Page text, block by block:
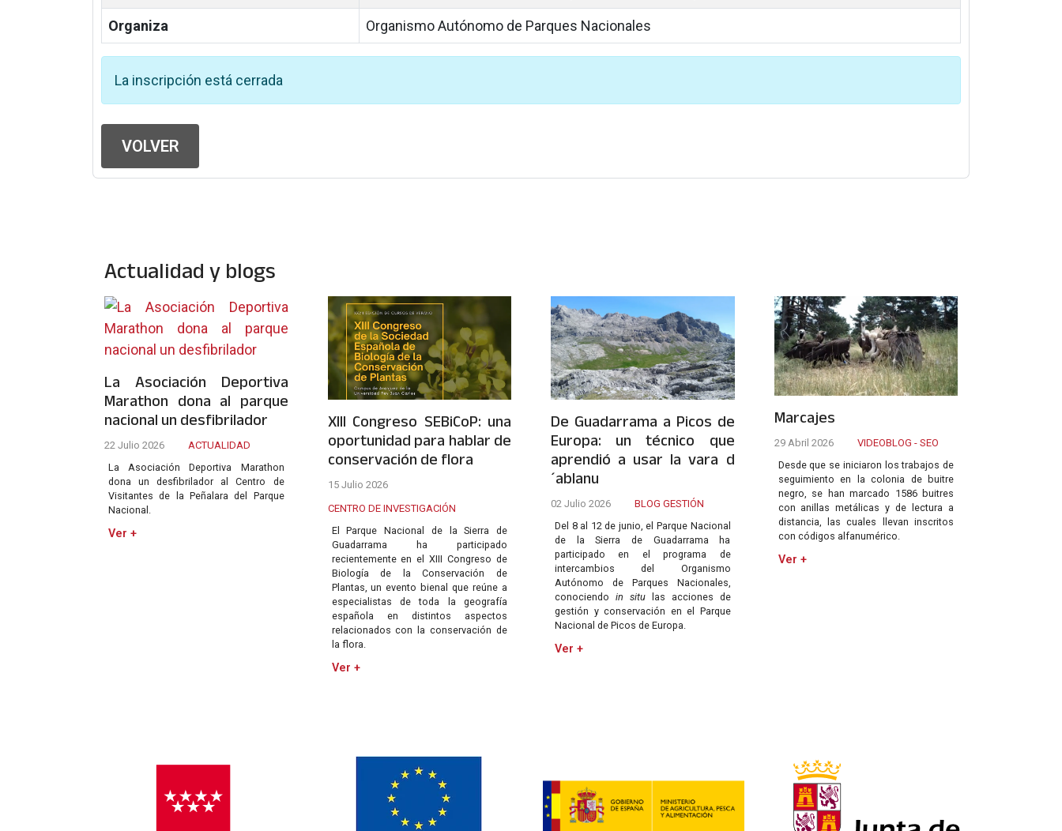
Organiza Organismo Autónomo de Parques Nacionales
La inscripción está cerrada
VOLVER
Actualidad y blogs
La Asociación Deportiva
Marathon dona al parque
nacional un desfibrilador
22 Julio 2026
ACTUALIDAD
La Asociación Deportiva Marathon
dona un desfibrilador al Centro de
Visitantes de la Peñalara del Parque
Nacional.
Ver +
XIII Congreso SEBiCoP: una
oportunidad para hablar de
conservación de flora
15 Julio 2026
CENTRO DE INVESTIGACIÓN
El Parque Nacional de la Sierra de
Guadarrama ha participado
recientemente en el XIII Congreso de
Biología de la Conservación de
Plantas, un evento bienal que reúne a
especialistas de toda la geografía
española en distintos aspectos
relacionados con la conservación de
la flora.
Ver +
De Guadarrama a Picos de
Europa: un técnico que
aprendió a usar la vara d
´ablanu
02 Julio 2026
BLOG GESTIÓN
Del 8 al 12 de junio, el Parque Nacional
de la Sierra de Guadarrama ha
participado en el programa de
intercambios del Organismo
Autónomo de Parques Nacionales,
conociendo in situlas acciones de
gestión y conservación en el Parque
Nacional de Picos de Europa.
Ver +
Marcajes
29 Abril 2026
VIDEOBLOG - SEO
Desde que se iniciaron los trabajos de
seguimiento en la colonia de buitre
negro, se han marcado 1586 buitres
con anillas metálicas y de lectura a
distancia, las cuales llevan inscritos
con códigos alfanumérico.
Ver +